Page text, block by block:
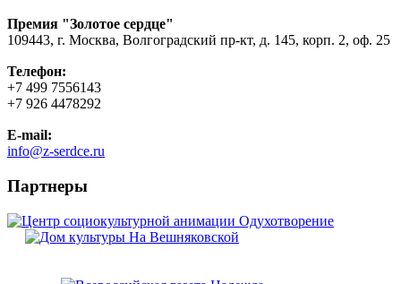
Премия "Золотое сердце"
109443, г. Москва, Волгоградский пр-кт, д. 145, корп. 2, оф. 25
Телефон:
+7 499 7556143
+7 926 4478292
E-mail:
info@z-serdce.ru
Партнеры